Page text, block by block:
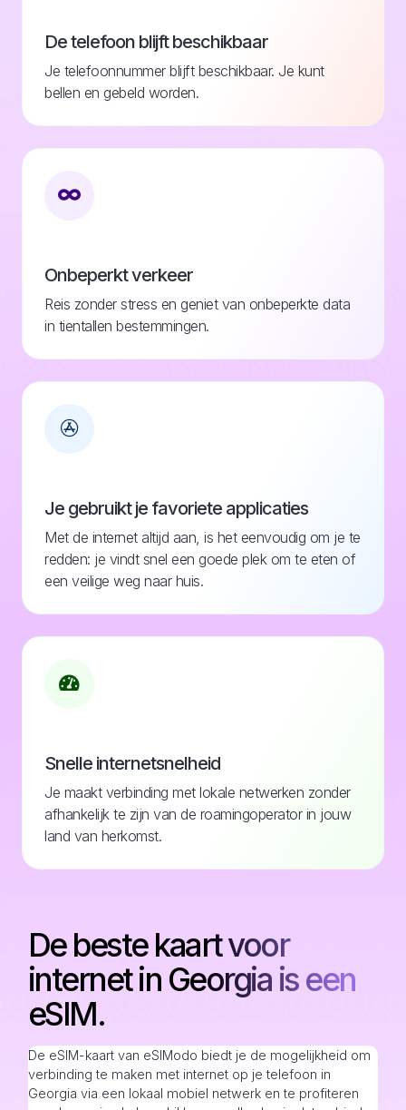
De telefoon blijft beschikbaar
Je telefoonnummer blijft beschikbaar. Je kunt
bellen en gebeld worden.
Onbeperkt verkeer
Reis zonder stress en geniet van onbeperkte data
in tientallen bestemmingen.
Je gebruikt je favoriete applicaties
Met de internet altijd aan, is het eenvoudig om je te
redden: je vindt snel een goede plek om te eten of
een veilige weg naar huis.
Snelle internetsnelheid
Je maakt verbinding met lokale netwerken zonder
afhankelijk te zijn van de roamingoperator in jouw
land van herkomst.
De beste kaart voor
internet in Georgia is een
eSIM.
De eSIM-kaart van eSIModo biedt je de mogelijkheid om
verbinding te maken met internet op je telefoon in
Georgia via een lokaal mobiel netwerk en te profiteren